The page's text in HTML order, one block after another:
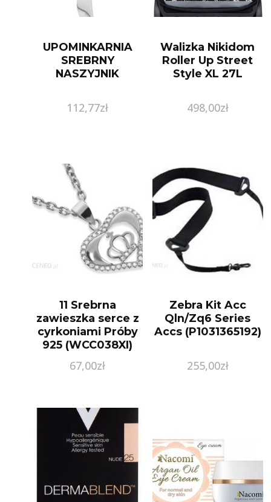
UPOMINKARNIA
SREBRNY
NASZYJNIK
112,77zł
Walizka Nikidom
Roller Up Street
Style XL 27L
498,00zł
11 Srebrna
zawieszka serce z
cyrkoniami Próby
925 (WCC038XI)
67,00zł
Zebra Kit Acc
Qln/Zq6 Series
Accs (P1031365192)
255,00zł